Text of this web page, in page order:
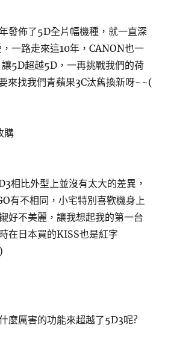
發佈了5D全片幅機種，就一直深
一路走來這10年，CANON也一
5D超越5D，一再挑戰我們的荷
來找我們青蘋果3C汰舊換新呀~~(
相比外型上並沒有太大的差異，
有不相同，小宅特別喜歡機身上
好不美麗，讓我想起我的第一台
在日本買的KISS也是紅字
麼厲害的功能來超越了5D3呢?